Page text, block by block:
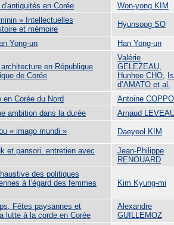
en Corée Won-yong KIM
» Intellectuelles
et mémoire
Hyunsoog SO
Yong-un Han Yong-un
en République
de Corée
Valérie
GELEZEAU
Hunhee CHO
d’AMATO et al.
Corée du Nord Antoine
ambition dans la durée
Arnaud
« imago mundi »
Daeyeol KIM
et pansori. entretien avec
Jean-Philippe
RENOUARD
des politiques
à l’égard des femmes
Kim Kyung-mi
Fêtes paysannes et
lutte à la corde en Corée
Alexandre
GUILLEMOZ